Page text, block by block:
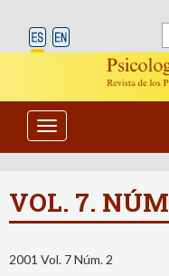
Toggle
navigation
VOL. 7.
2001 Vol. 7 Núm. 2